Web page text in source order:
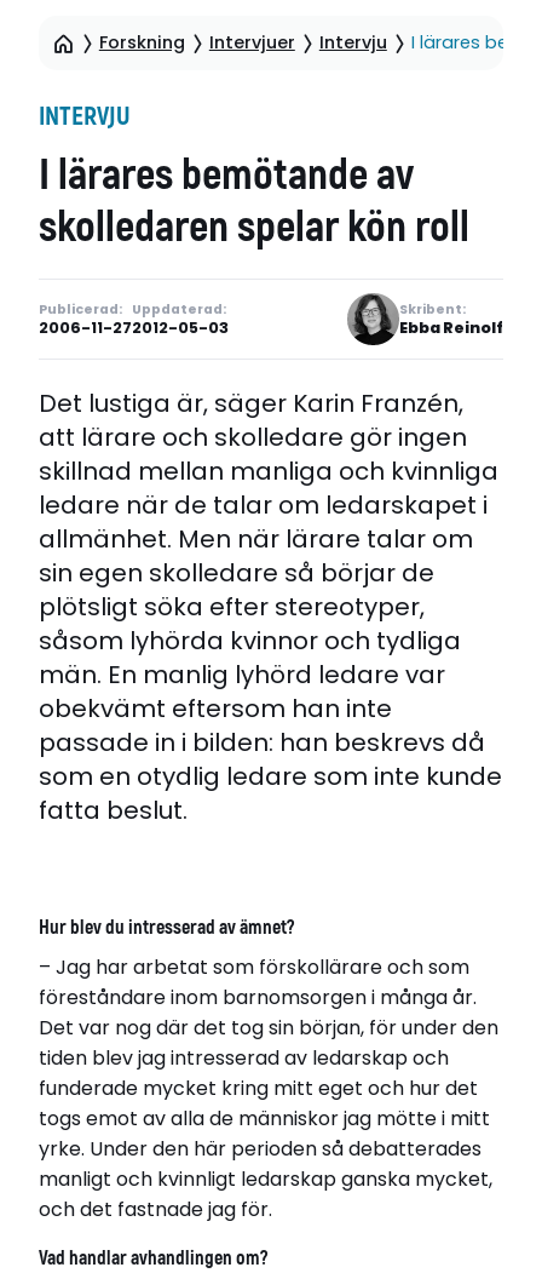
Forskning Intervjuer Intervju I lärares
INTERVJU
I lärares bemötande av
skolledaren spelar kön roll
Publicerad:
2006-11-27
Uppdaterad:
2012-05-03
Skribent:
Ebba Reinolf
Det lustiga är, säger Karin Franzén,
att lärare och skolledare gör ingen
skillnad mellan manliga och kvinnliga
ledare när de talar om ledarskapet i
allmänhet. Men när lärare talar om
sin egen skolledare så börjar de
plötsligt söka efter stereotyper,
såsom lyhörda kvinnor och tydliga
män. En manlig lyhörd ledare var
obekvämt eftersom han inte
passade in i bilden: han beskrevs då
som en otydlig ledare som inte kunde
fatta beslut.
Hur blev du intresserad av ämnet?
– Jag har arbetat som förskollärare och som
föreståndare inom barnomsorgen i många år.
Det var nog där det tog sin början, för under den
tiden blev jag intresserad av ledarskap och
funderade mycket kring mitt eget och hur det
togs emot av alla de människor jag mötte i mitt
yrke. Under den här perioden så debatterades
manligt och kvinnligt ledarskap ganska mycket,
och det fastnade jag för.
Vad handlar avhandlingen om?